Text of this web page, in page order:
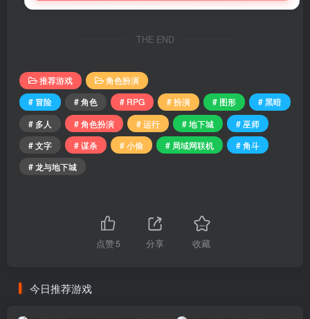
THE END
推荐游戏
角色扮演
# 冒险
# 角色 # RPG # 扮演 # 图形
# 黑暗
# 多人
# 角色扮演 # 运行 # 地下城
# 巫师
# 文字
# 谋杀 # 小偷 # 局域网联机
# 角斗
# 龙与地下城
点赞5 分享 收藏
今日推荐游戏